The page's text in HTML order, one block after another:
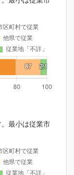
最小は従業市